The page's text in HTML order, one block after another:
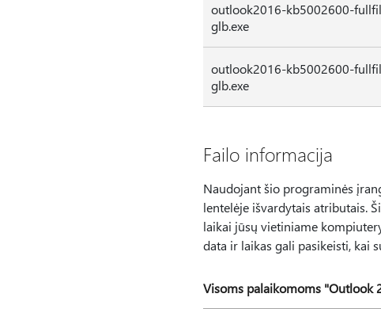
outlook2016-kb5002600-
glb.exe
outlook2016-kb5002600-
glb.exe
Failo informacija
Naudojant šio programinės
lentelėje išvardytais atributais.
laikai jūsų vietiniame
data ir laikas gali pasikeisti, kai
Visoms palaikomoms "Outlook